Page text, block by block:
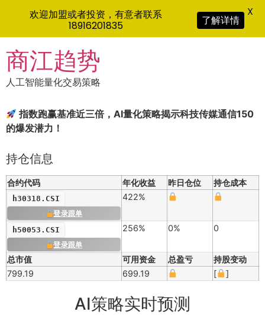
to
content
商江趋势
人工智能量化交易策略
指数跑赢基准近三倍，AI量化策略揭示科技传媒通信150
的爆发潜力！
持仓信息
合约代码 年化收益 昨日仓位 持仓成本
h30318.CSI
登录跟单
422%
h50053.CSI
登录跟单
256% 0% 0
总市值 可用资金 总盈亏
持股变动
799.19
699.19 [ ]
AI策略实时预测
欢迎加盟或者投资，有意者联系
18916201835
了解详情
X